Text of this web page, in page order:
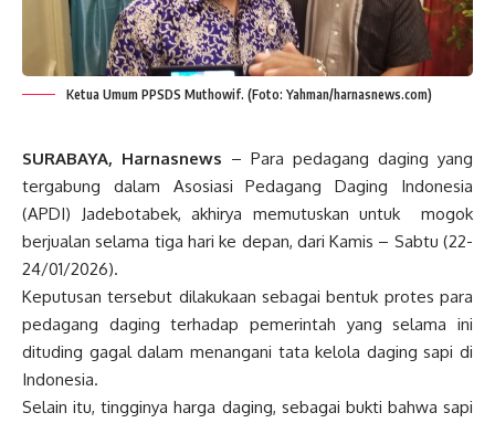
Ketua Umum PPSDS Muthowif. (Foto: Yahman/harnasnews.com)
SURABAYA, Harnasnews – Para pedagang daging yang
tergabung dalam Asosiasi Pedagang Daging Indonesia
(APDI) Jadebotabek, akhirya memutuskan untuk mogok
berjualan selama tiga hari ke depan, dari Kamis – Sabtu (22-
24/01/2026).
Keputusan tersebut dilakukaan sebagai bentuk protes para
pedagang daging terhadap pemerintah yang selama ini
dituding gagal dalam menangani tata kelola daging sapi di
Indonesia.
Selain itu, tingginya harga daging, sebagai bukti bahwa sapi